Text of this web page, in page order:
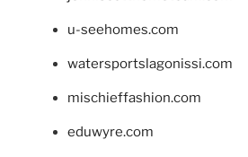
u-seehomes.com
watersportslagonissi.com
mischieffashion.com
eduwyre.com